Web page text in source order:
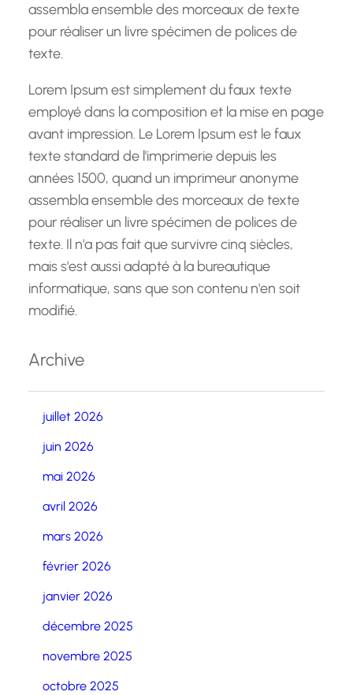
assembla ensemble des morceaux de texte
pour réaliser un livre spécimen de polices de
texte.
Lorem Ipsum est simplement du faux texte
employé dans la composition et la mise en page
avant impression. Le Lorem Ipsum est le faux
texte standard de l'imprimerie depuis les
années 1500, quand un imprimeur anonyme
assembla ensemble des morceaux de texte
pour réaliser un livre spécimen de polices de
texte. Il n'a pas fait que survivre cinq siècles,
mais s'est aussi adapté à la bureautique
informatique, sans que son contenu n'en soit
modifié.
Archive
juillet 2026
juin 2026
mai 2026
avril 2026
mars 2026
février 2026
janvier 2026
décembre 2025
novembre 2025
octobre 2025